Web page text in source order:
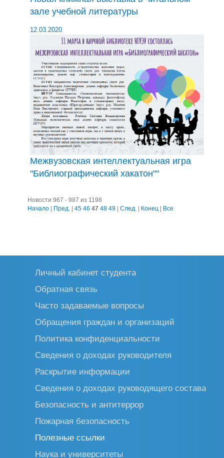
зале учебной литературы
12.03.2020
Межвузовская интеллектуальная игра
"Библиографический хакатон""
Новости 967 - 987 из 1198
Начало | Пред. | 45 46 47 48 49 | След. | Конец | Все
Личный кабинет студента
Обратная связь
Часто задаваемые вопросы
Обращения граждан и организаций
Политика конфиденциальности
Сведения о доходах руководителя
Раскрытие информации
Сведения о доходах руководящего состава
Безопасность и антитеррор
Пожарная безопасность
Полезные ссылки
Наука и университеты